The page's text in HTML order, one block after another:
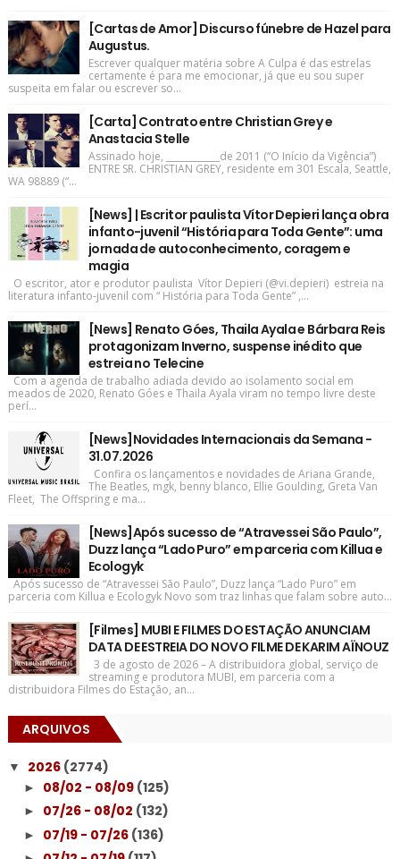
[Cartas de Amor] Discurso fúnebre de Hazel para
Augustus.
Escrever qualquer matéria sobre A Culpa é das estrelas
certamente é para me emocionar, já que eu sou super
suspeita em falar ou escrever so...
[Carta] Contrato entre Christian Grey e
Anastacia Stelle
Assinado hoje, ____________de 2011 (“O Início da Vigência”)
ENTRE SR. CHRISTIAN GREY, residente em 301 Escala, Seattle,
WA 98889 (“...
[News] | Escritor paulista Vítor Depieri lança obra
infanto-juvenil “História para Toda Gente”: uma
jornada de autoconhecimento, coragem e
magia
O escritor, ator e produtor paulista Vítor Depieri (@vi.depieri) estreia na
literatura infanto-juvenil com “ História para Toda Gente” ,...
[News] Renato Góes, Thaila Ayala e Bárbara Reis
protagonizam Inverno, suspense inédito que
estreia no Telecine
Com a agenda de trabalho adiada devido ao isolamento social em
meados de 2020, Renato Góes e Thaila Ayala viram no tempo livre deste
perí...
[News]Novidades Internacionais da Semana -
31.07.2026
Confira os lançamentos e novidades de Ariana Grande,
The Beatles, mgk, benny blanco, Ellie Goulding, Greta Van
Fleet, The Offspring e ma...
[News]Após sucesso de “Atravessei São Paulo”,
Duzz lança “Lado Puro” em parceria com Killua e
Ecologyk
Após sucesso de “Atravessei São Paulo”, Duzz lança “Lado Puro” em
parceria com Killua e Ecologyk Novo som traz linhas que falam sobre auto...
[Filmes] MUBI E FILMES DO ESTAÇÃO ANUNCIAM
DATA DE ESTREIA DO NOVO FILME DE KARIM AÏNOUZ
3 de agosto de 2026 – A distribuidora global, serviço de
streaming e produtora MUBI, em parceria com a
distribuidora Filmes do Estação, an...
ARQUIVOS
▼ 2026 (2774)
► 08/02 - 08/09 (125)
► 07/26 - 08/02 (132)
► 07/19 - 07/26 (136)